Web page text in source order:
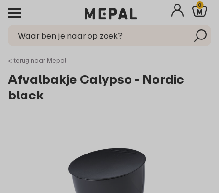
0
< terug naar Mepal
Afvalbakje Calypso - Nordic
black